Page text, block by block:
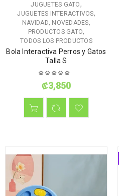
JUGUETES GATO,
JUGUETES INTERACTIVOS,
NAVIDAD, NOVEDADES,
PRODUCTOS GATO,
TODOS LOS PRODUCTOS
Bola Interactiva Perros y Gatos
Talla S
₡3,850